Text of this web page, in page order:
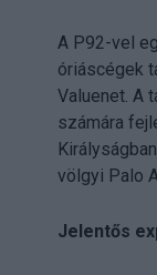
A P92-vel
óriáscégek
Valuenet. A
számára
völgyi Palo
Jelentős